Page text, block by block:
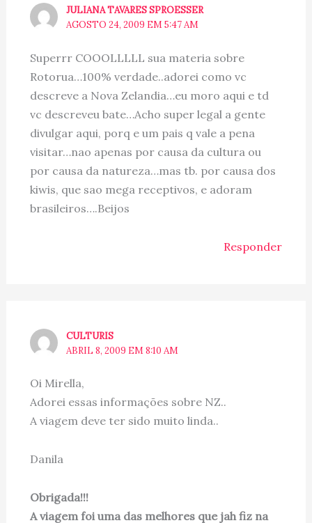
JULIANA TAVARES SPROESSER
AGOSTO 24, 2009 EM 5:47 AM
Superrr COOOLLLLL sua materia sobre
Rotorua…100% verdade..adorei como vc
descreve a Nova Zelandia…eu moro aqui e td
vc descreveu bate…Acho super legal a gente
divulgar aqui, porq e um pais q vale a pena
visitar…nao apenas por causa da cultura ou
por causa da natureza…mas tb. por causa dos
kiwis, que sao mega receptivos, e adoram
brasileiros….Beijos
Responder
CULTURIS
ABRIL 8, 2009 EM 8:10 AM
Oi Mirella,
Adorei essas informações sobre NZ..
A viagem deve ter sido muito linda..
Danila
Obrigada!!!
A viagem foi uma das melhores que jah fiz na